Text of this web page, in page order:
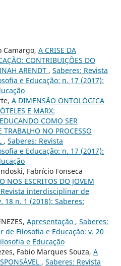
Camargo, A CRISE DA
CONTRIBUIÇÕES DO
ARENDT , Saberes: Revista
e Educação: n. 17 (2017):
A DIMENSÃO ONTOLÓGICA
E MARX:
COMO SER
TRABALHO NO PROCESSO
, Saberes: Revista
e Educação: n. 17 (2017):
Fabrício Fonseca
NOS ESCRITOS DO JOVEM
interdisciplinar de
18 n. 1 (2018): Saberes:
Apresentação , Saberes:
Filosofia e Educação: v. 20
e Educação
Fabio Marques Souza, A
, Saberes: Revista